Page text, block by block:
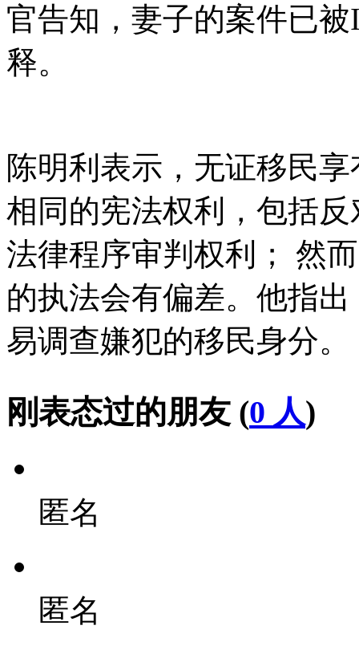
官告知，妻子的案件已
释。
陈明利表示，无证移民
相同的宪法权利，包括
法律程序审判权利； 然
的执法会有偏差。他指
易调查嫌犯的移民身分。
刚表态过的朋友 (0 人)
匿名
匿名